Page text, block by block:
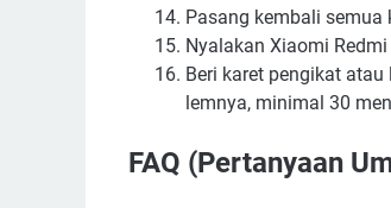
Pasang kembali
Nyalakan Xiaomi
Beri karet pengikat
lemnya, minimal 30
FAQ (Pertanyaan